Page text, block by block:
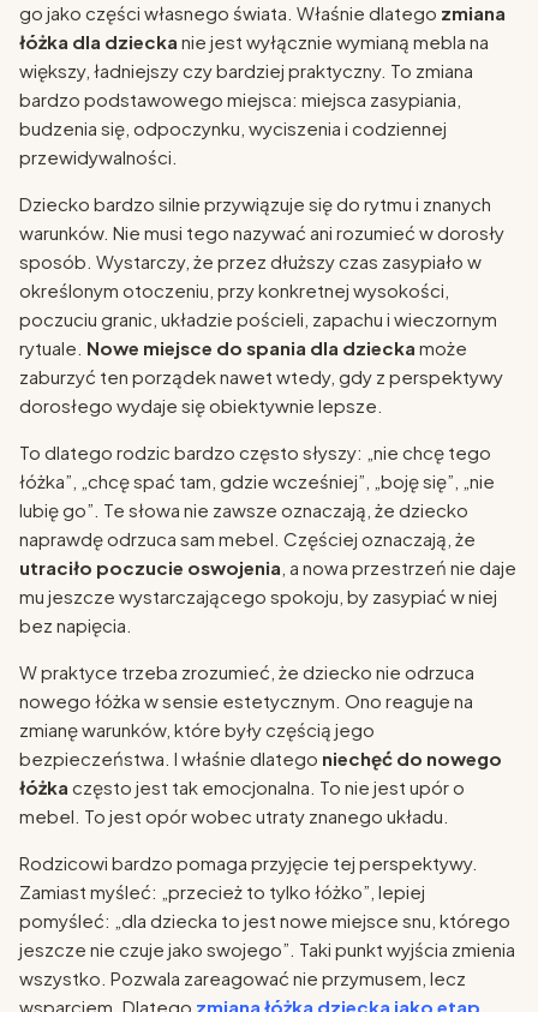
go jako części własnego świata. Właśnie dlatego zmiana
łóżka dla dziecka nie jest wyłącznie wymianą mebla na
większy, ładniejszy czy bardziej praktyczny. To zmiana
bardzo podstawowego miejsca: miejsca zasypiania,
budzenia się, odpoczynku, wyciszenia i codziennej
przewidywalności.
Dziecko bardzo silnie przywiązuje się do rytmu i znanych
warunków. Nie musi tego nazywać ani rozumieć w dorosły
sposób. Wystarczy, że przez dłuższy czas zasypiało w
określonym otoczeniu, przy konkretnej wysokości,
poczuciu granic, układzie pościeli, zapachu i wieczornym
rytuale. Nowe miejsce do spania dla dziecka może
zaburzyć ten porządek nawet wtedy, gdy z perspektywy
dorosłego wydaje się obiektywnie lepsze.
To dlatego rodzic bardzo często słyszy: „nie chcę tego
łóżka”, „chcę spać tam, gdzie wcześniej”, „boję się”, „nie
lubię go”. Te słowa nie zawsze oznaczają, że dziecko
naprawdę odrzuca sam mebel. Częściej oznaczają, że
utraciło poczucie oswojenia , a nowa przestrzeń nie daje
mu jeszcze wystarczającego spokoju, by zasypiać w niej
bez napięcia.
W praktyce trzeba zrozumieć, że dziecko nie odrzuca
nowego łóżka w sensie estetycznym. Ono reaguje na
zmianę warunków, które były częścią jego
bezpieczeństwa. I właśnie dlatego niechęć do nowego
łóżka często jest tak emocjonalna. To nie jest upór o
mebel. To jest opór wobec utraty znanego układu.
Rodzicowi bardzo pomaga przyjęcie tej perspektywy.
Zamiast myśleć: „przecież to tylko łóżko”, lepiej
pomyśleć: „dla dziecka to jest nowe miejsce snu, którego
jeszcze nie czuje jako swojego”. Taki punkt wyjścia zmienia
wszystko. Pozwala zareagować nie przymusem, lecz
wsparciem. Dlatego zmiana łóżka dziecka jako etap